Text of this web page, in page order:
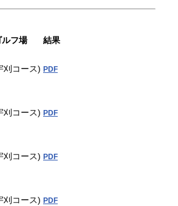
フ場 結果
刈コース) PDF
刈コース) PDF
刈コース) PDF
刈コース) PDF